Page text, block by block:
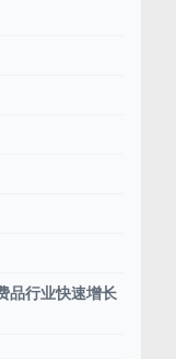
品行业快速增长